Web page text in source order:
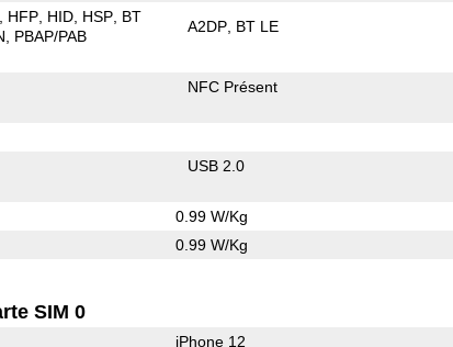
HFP HID HSP BT
PBAP/PAB
A2DP BT LE
NFC Présent
USB 2.0
0.99 W/Kg
0.99 W/Kg
SIM 0
iPhone 12